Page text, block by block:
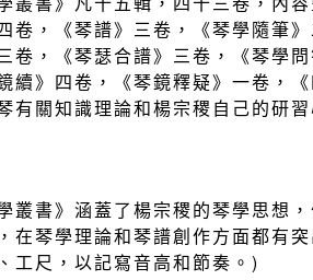
卷，《琴譜》三卷，《琴學隨筆
卷，《琴瑟合譜》三卷，《琴學
續》四卷，《琴鏡釋疑》一卷，
有關知識理論和楊宗稷自己的研
叢書》涵蓋了楊宗稷的琴學思想
在琴學理論和琴譜創作方面都有
工尺，以記寫音高和節奏。)